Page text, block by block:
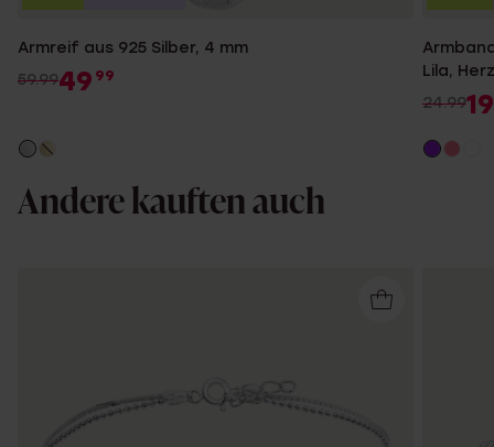
Armreif aus 925 Silber, 4 mm
59.9949 99
Lila, Herz
24.9919
Andere kauften auch